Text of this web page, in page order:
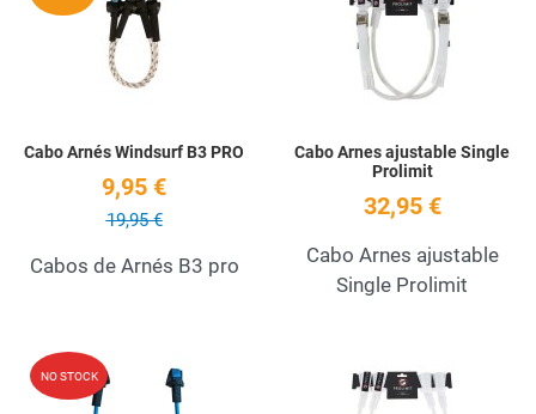
Cabo Arnés Windsurf B3 PRO
9,95 €
19,95 €
Cabos de Arnés B3 pro
Cabo Arnes ajustable Single
Prolimit
32,95 €
Cabo Arnes ajustable
Single Prolimit
NO STOCK Add to Wishlist